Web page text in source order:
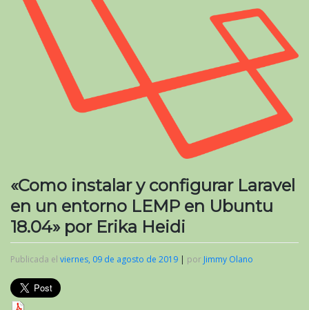
«Como instalar y configurar Laravel
en un entorno LEMP en Ubuntu
18.04» por Erika Heidi
Publicada el viernes, 09 de agosto de 2019 | por Jimmy Olano